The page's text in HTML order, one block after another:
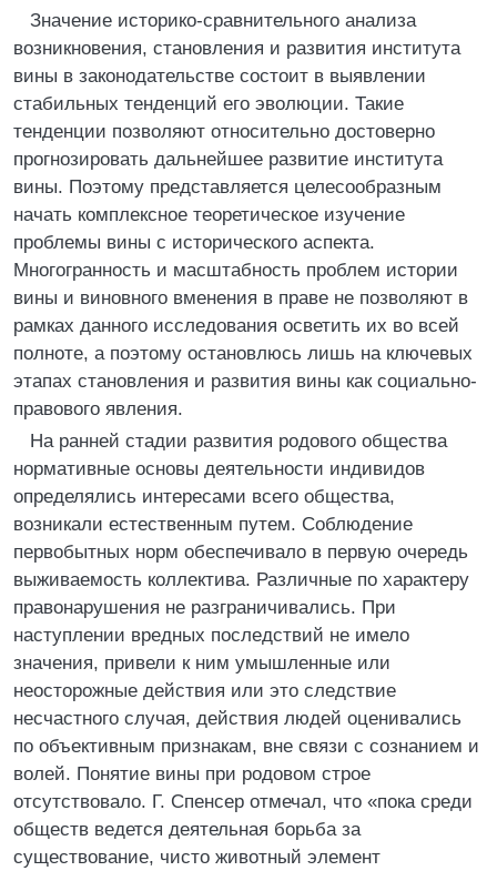
Значение историко-сравнительного анализа
возникновения, становления и развития института
вины в законодательстве состоит в выявлении
стабильных тенденций его эволюции. Такие
тенденции позволяют относительно достоверно
прогнозировать дальнейшее развитие института
вины. Поэтому представляется целесообразным
начать комплексное теоретическое изучение
проблемы вины с исторического аспекта.
Многогранность и масштабность проблем истории
вины и виновного вменения в праве не позволяют в
рамках данного исследования осветить их во всей
полноте, а поэтому остановлюсь лишь на ключевых
этапах становления и развития вины как социально-
правового явления.
На ранней стадии развития родового общества
нормативные основы деятельности индивидов
определялись интересами всего общества,
возникали естественным путем. Соблюдение
первобытных норм обеспечивало в первую очередь
выживаемость коллектива. Различные по характеру
правонарушения не разграничивались. При
наступлении вредных последствий не имело
значения, привели к ним умышленные или
неосторожные действия или это следствие
несчастного случая, действия людей оценивались
по объективным признакам, вне связи с сознанием и
волей. Понятие вины при родовом строе
отсутствовало. Г. Спенсер отмечал, что «пока среди
обществ ведется деятельная борьба за
существование, чисто животный элемент